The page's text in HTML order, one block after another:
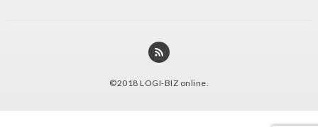
©2018 LOGI-BIZ online